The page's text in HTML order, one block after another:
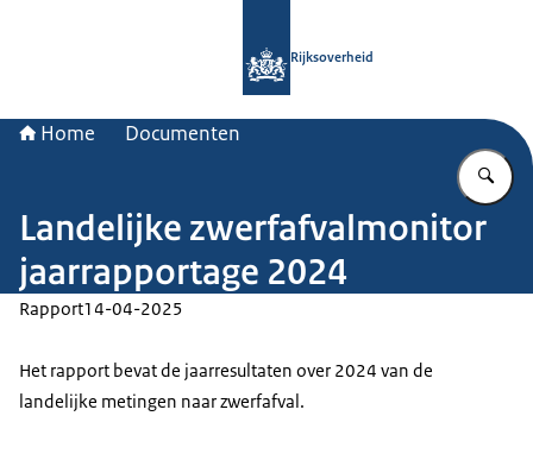
Rijksoverheid
Home Documenten
Landelijke zwerfafvalmonitor
jaarrapportage 2024
Rapport14-04-2025
Het rapport bevat de jaarresultaten over 2024 van de
landelijke metingen naar zwerfafval.